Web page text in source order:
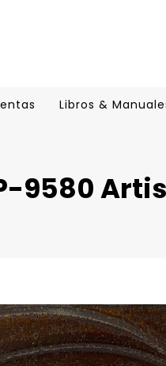
Libros &
9580